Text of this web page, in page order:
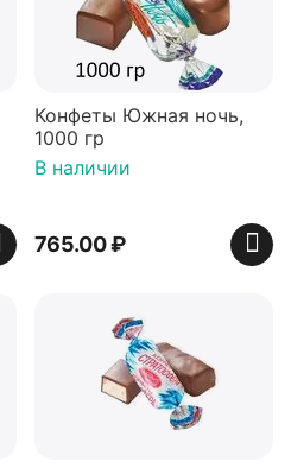
Конфеты Южная ночь,
1000 гр
В наличии
765.00₽